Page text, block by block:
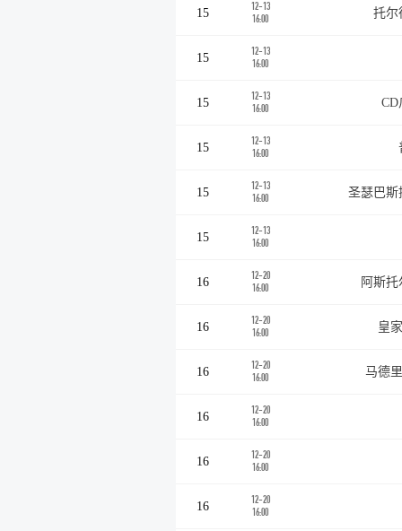
15
12-13
16:00
托尔
15
12-13
16:00
15
12-13
16:00
CD
15
12-13
16:00
15
12-13
16:00
圣瑟巴斯
15
12-13
16:00
16
12-20
16:00
阿斯
16
12-20
16:00
皇
16
12-20
16:00
马德
16
12-20
16:00
16
12-20
16:00
16
12-20
16:00